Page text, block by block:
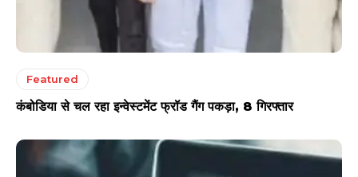
Featured
कंबोडिया से चल रहा इन्वेस्टमेंट फ्रॉड गैंग पकड़ा, 8 गिरफ्तार